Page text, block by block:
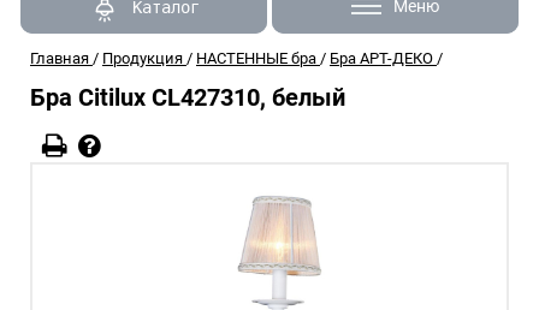
Каталог Меню
Главная / Продукция / НАСТЕННЫЕ бра / Бра АРТ-ДЕКО /
Бра Citilux CL427310, белый